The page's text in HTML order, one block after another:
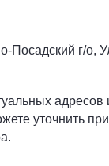
Посадский г/о,
адресов
уточнить